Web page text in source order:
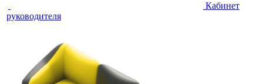
Кабинет
руководителя